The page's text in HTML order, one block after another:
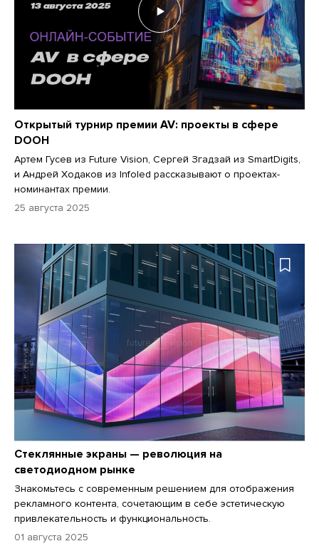
Открытый турнир премии AV: проекты в сфере
DOOH
Артем Гусев из Future Vision, Сергей Згадзай из SmartDigits,
и Андрей Ходаков из Infoled рассказывают о проектах-
номинантах премии.
25 августа 2025
Стеклянные экраны — революция на
светодиодном рынке
Знакомьтесь с современным решением для отображения
рекламного контента, сочетающим в себе эстетическую
привлекательность и функциональность.
01 августа 2025